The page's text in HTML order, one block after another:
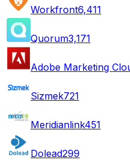
Workfront6,411
Quorum3,171
Adobe Marketing
Sizmek721
Meridianlink451
Dolead299